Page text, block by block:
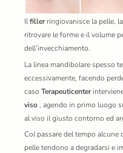
Ilfillerringiovanisce la pelle,
ritrovare le forme e il volume
dell’invecchiamento.
La linea mandibolare spesso
eccessivamente, facendo
caso Terapeuticenter
viso, agendo in primo luogo
al viso il giusto contorno ed
Col passare del tempo
pelle tendono a degradarsi e